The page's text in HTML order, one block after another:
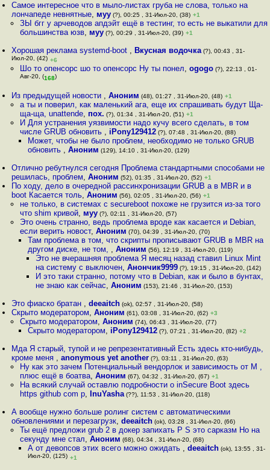
Самое интересное что в мыло-листах груба не слова, только на
лончапеде невнятные, муу (?), 00:25 , 31-Июл-20, (38) +1
ЗЫ бгг у арчеводов апдэйт ещё в тестинг, то есть не выкатили для
большинства юзв, муу(?), 00:29 , 31-Июл-20, (39) +1
Хорошая реклама systemd-boot , Вкусная водочка (?), 00:43 , 31-
Июл-20, (42) +6
Шо то опенсорс шо то опенсорс Ну ты понел, ogogo(?), 22:13 , 01-
Авг-20, (168)
Из предыдущей новости ,Аноним (48), 01:27 , 31-Июл-20, (48) +1
а ты и поверил, как маленький ага, еще их спрашивать будут Ща-
ща-ща, unattende, пох. (?), 01:34 , 31-Июл-20, (51) +1
И Для устранения уязвимости надо кучу всего сделать, в том
числе GRUB обновить , iPony129412(?), 07:48 , 31-Июл-20, (88)
Может, чтобы не было проблем, необходимо не только GRUB
обновить , Аноним (129), 14:10 , 31-Июл-20, (129)
Отлично ребутнулся сегодня Проблема стандартными способами не
решилась, проблем,Аноним (52), 01:35 , 31-Июл-20, (52) +1
По ходу, дело в очередной рассинхронизации GRUB а в MBR и в
boot Касается толь,Аноним (56), 02:05 , 31-Июл-20, (56) +1
не только, в системах с secureboot похоже не грузится из-за того
что shim кривой, муу(?), 02:11 , 31-Июл-20, (57)
Это очень странно, ведь проблема вроде как касается и Debian,
если верить новост, Аноним (70), 04:39 , 31-Июл-20, (70)
Там проблема в том, что скрипты прописывают GRUB в MBR на
другом диске, не том, , Аноним (56), 12:19 , 31-Июл-20, (119)
Это не вчерашняя проблема Я месяц назад ставил Linux Mint
на систему с выключен,Анончик9999 (?), 19:15 , 31-Июл-20, (142)
И это таки странно, потому что в Debian, как и было в бунтах,
не знаю как сейчас,Аноним (153), 21:46 , 31-Июл-20, (153)
Это фиаско братан ,deeaitch (ok), 02:57 , 31-Июл-20, (58)
Скрыто модератором,Аноним (61), 03:08 , 31-Июл-20, (62) +3
Скрыто модератором, Аноним (74), 06:43 , 31-Июл-20, (77)
Скрыто модератором, iPony129412(?), 07:21 , 31-Июл-20, (82) +2
Мда Я старый, тупой и не репрезентативный Есть здесь кто-нибудь,
кроме меня ,anonymous yet another (?), 03:11 , 31-Июл-20, (63)
Ну как это зачем Потенциальный вендорлок и зависимость от M ,
плюс ещё в боатва, Аноним (67), 04:32 , 31-Июл-20, (67) +1
На всякий случай оставлю подробности о inSecure Boot здесь
https github com p, InuYasha(??), 11:53 , 31-Июл-20, (118)
А вообще нужно больше ролинг систем с автоматическими
обновлениями и перезагрузк,deeaitch (ok), 03:28 , 31-Июл-20, (66)
Ты ещё предложи grub 2 в докер запихать P S это сарказм Но на
секунду мне стал, Аноним (68), 04:34 , 31-Июл-20, (68)
А от девопсов этих всего можно ожидать , deeaitch(ok), 13:55 , 31-
Июл-20, (125) +1